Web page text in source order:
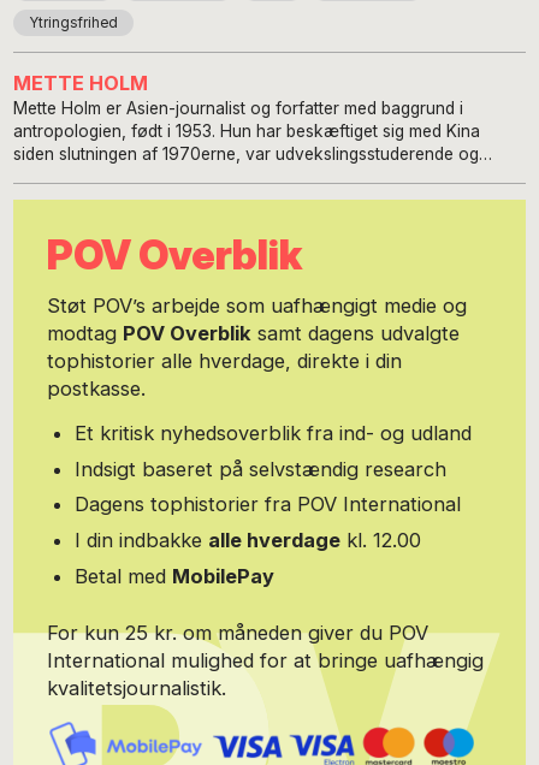
Ytringsfrihed
METTE HOLM
Mette Holm er Asien-journalist og forfatter med baggrund i
antropologien, født i 1953. Hun har beskæftiget sig med Kina
siden slutningen af 1970erne, var udvekslingsstuderende og
arbejdet i det vældige land gennem alle årene, så det sammenlagt
har hun dækket Kina og nabolandene på udlandsredaktionerne
hos bl.a. Ritzaus Bureau, TV-Avisen, TV2’s Nyheder, Jyllands-
15 bøger og bidraget til flere om bl.a. Kina, Mongoliet, Myanmar og
Vietnam, er flittig kommentator i medierne og foredragsholder i
det ganske land, dels om Kina og sit øvrige revir, dels om
menneskerettigheder, dels om FN’s verdensmål – eller en blanding.
Privat nyder hun at udforske verden, ro på fladt vand på Øresund
i sin kajak og vandreture i barndommens revir, Dyrehaven. Mere
Graae
POV Overblik
Støt POV’s arbejde som uafhængigt medie og
modtag POV Overbliksamt dagens udvalgte
tophistorier alle hverdage, direkte i din
postkasse.
Et kritisk nyhedsoverblik fra ind- og udland
Indsigt baseret på selvstændig research
Dagens tophistorier fra POV International
I din indbakke alle hverdage kl. 12.00
Betal med MobilePay
For kun 25 kr. om måneden giver du POV
International mulighed for at bringe uafhængig
kvalitetsjournalistik.